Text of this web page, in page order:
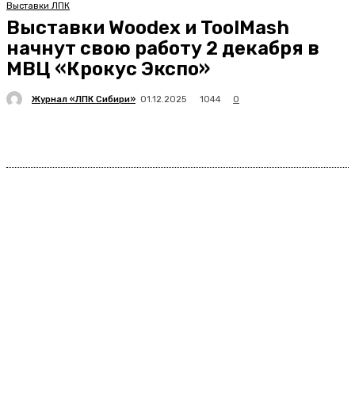
Выставки ЛПК
Выставки Woodex и ToolMash
начнут свою работу 2 декабря в
МВЦ «Крокус Экспо»
Журнал «ЛПК Сибири» 01.12.2025 1044 0